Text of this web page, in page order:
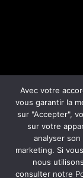
HURELLE
CGV
MENTIONS
Avec votre
vous garantir la
sur "Accepter",
sur votre
analyser
marketing. Si
nous
consulter notre